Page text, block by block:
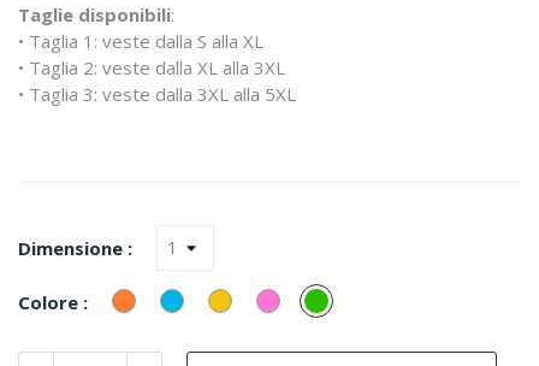
Taglie disponibili:
• Taglia 1: veste dalla S alla XL
• Taglia 2: veste dalla XL alla 3XL
• Taglia 3: veste dalla 3XL alla 5XL
Dimensione :
Colore : ArancioneTurquesa
(Azul)
Giallo Rosa verde